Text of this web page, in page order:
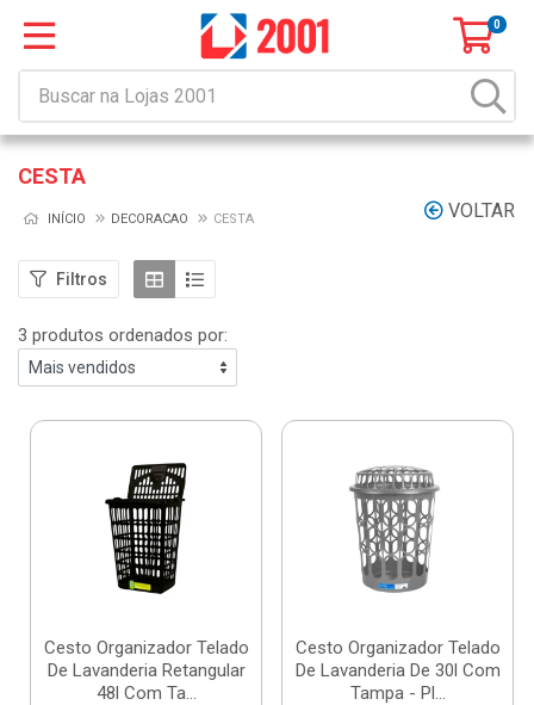
0
CESTA
VOLTAR
INÍCIO DECORACAO CESTA
Filtros
3 produtos ordenados por:
Cesto Organizador Telado
De Lavanderia Retangular
48l Com Ta...
Cesto Organizador Telado
De Lavanderia De 30l Com
Tampa - Pl...